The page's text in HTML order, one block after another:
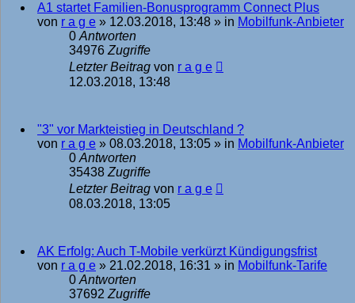
A1 startet Familien-Bonusprogramm Connect Plus
von r a g e » 12.03.2018, 13:48 » in Mobilfunk-Anbieter
0Antworten
34976Zugriffe
Letzter Beitrag von r a g e
12.03.2018, 13:48
"3" vor Markteistieg in Deutschland ?
von r a g e » 08.03.2018, 13:05 » in Mobilfunk-Anbieter
0Antworten
35438Zugriffe
Letzter Beitrag von r a g e
08.03.2018, 13:05
AK Erfolg: Auch T-Mobile verkürzt Kündigungsfrist
von r a g e » 21.02.2018, 16:31 » in Mobilfunk-Tarife
0Antworten
37692Zugriffe